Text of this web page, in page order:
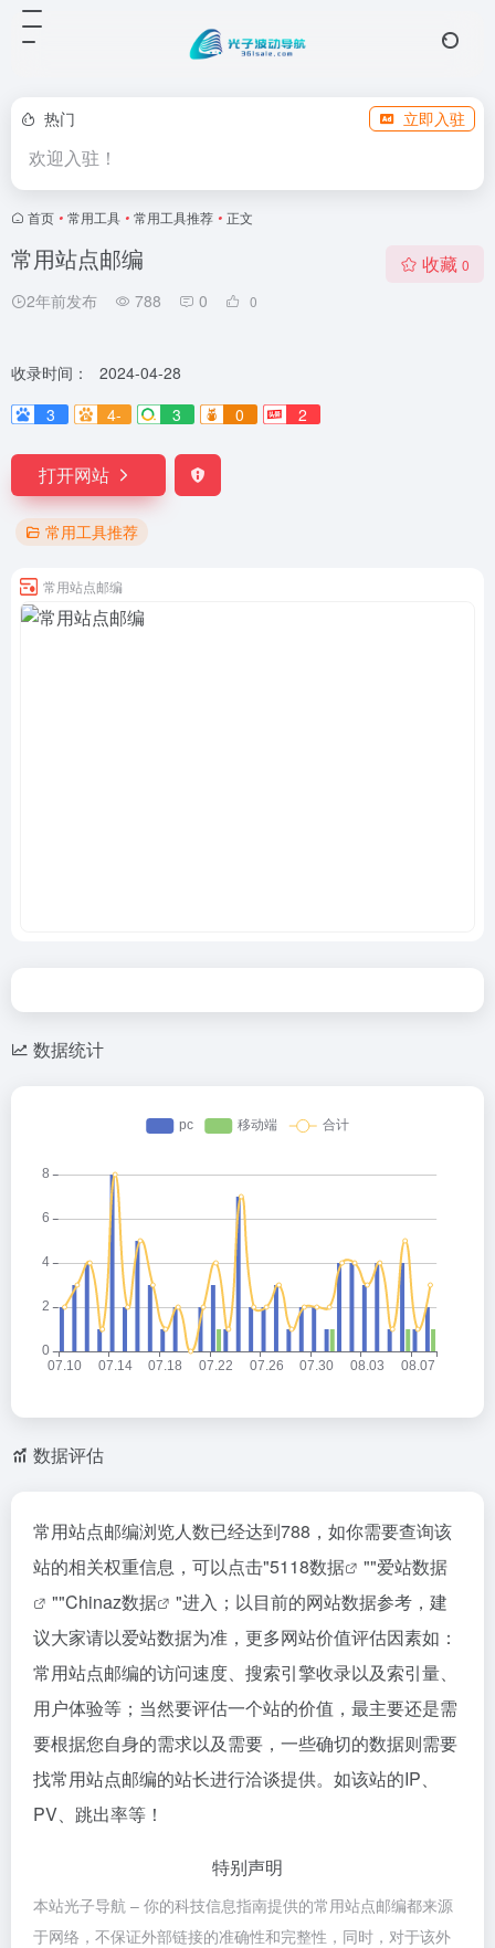
热门 立即入驻
欢迎入驻！
首页 • 常用工具 • 常用工具推荐 • 正文
常用站点邮编
2年前发布 788 0 0
收藏 0
收录时间：
2024-04-28
3
4- 3 0 2
打开网站
常用工具推荐
常用站点邮编
数据统计
数据评估
常用站点邮编浏览人数已经达到788，如你需要查询该
站的相关权重信息，可以点击"5118数据 ""爱站数据
""Chinaz数据
"进入；以目前的网站数据参考，建
议大家请以爱站数据为准，更多网站价值评估因素如：
常用站点邮编的访问速度、搜索引擎收录以及索引量、
用户体验等；当然要评估一个站的价值，最主要还是需
要根据您自身的需求以及需要，一些确切的数据则需要
找常用站点邮编的站长进行洽谈提供。如该站的IP、
PV、跳出率等！
特别声明
本站光子导航 – 你的科技信息指南提供的常用站点邮编都来源
于网络，不保证外部链接的准确性和完整性，同时，对于该外